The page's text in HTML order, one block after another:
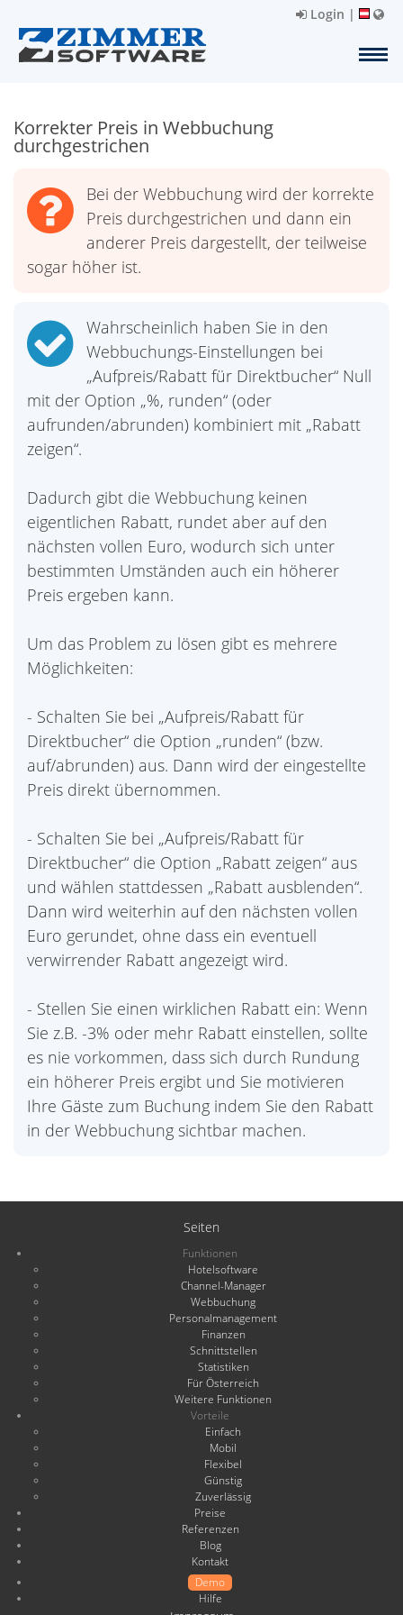
Login |
Korrekter Preis in Webbuchung
durchgestrichen
Bei der Webbuchung wird der korrekte
Preis durchgestrichen und dann ein
anderer Preis dargestellt, der teilweise
sogar höher ist.
Wahrscheinlich haben Sie in den
Webbuchungs-Einstellungen bei
„Aufpreis/Rabatt für Direktbucher“ Null
mit der Option „%, runden“ (oder
aufrunden/abrunden) kombiniert mit „Rabatt
zeigen“.
Dadurch gibt die Webbuchung keinen
eigentlichen Rabatt, rundet aber auf den
nächsten vollen Euro, wodurch sich unter
bestimmten Umständen auch ein höherer
Preis ergeben kann.
Um das Problem zu lösen gibt es mehrere
Möglichkeiten:
- Schalten Sie bei „Aufpreis/Rabatt für
Direktbucher“ die Option „runden“ (bzw.
auf/abrunden) aus. Dann wird der eingestellte
Preis direkt übernommen.
- Schalten Sie bei „Aufpreis/Rabatt für
Direktbucher“ die Option „Rabatt zeigen“ aus
und wählen stattdessen „Rabatt ausblenden“.
Dann wird weiterhin auf den nächsten vollen
Euro gerundet, ohne dass ein eventuell
verwirrender Rabatt angezeigt wird.
- Stellen Sie einen wirklichen Rabatt ein: Wenn
Sie z.B. -3% oder mehr Rabatt einstellen, sollte
es nie vorkommen, dass sich durch Rundung
ein höherer Preis ergibt und Sie motivieren
Ihre Gäste zum Buchung indem Sie den Rabatt
in der Webbuchung sichtbar machen.
Seiten
Funktionen
Hotelsoftware
Channel-Manager
Webbuchung
Personalmanagement
Finanzen
Schnittstellen
Statistiken
Für Österreich
Weitere Funktionen
Vorteile
Einfach
Mobil
Flexibel
Günstig
Zuverlässig
Preise
Referenzen
Blog
Kontakt
Demo
Hilfe